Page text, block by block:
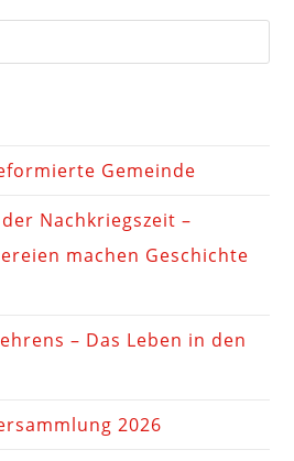
Gemeinde
Nachkriegszeit –
machen Geschichte
– Das Leben in den
2026